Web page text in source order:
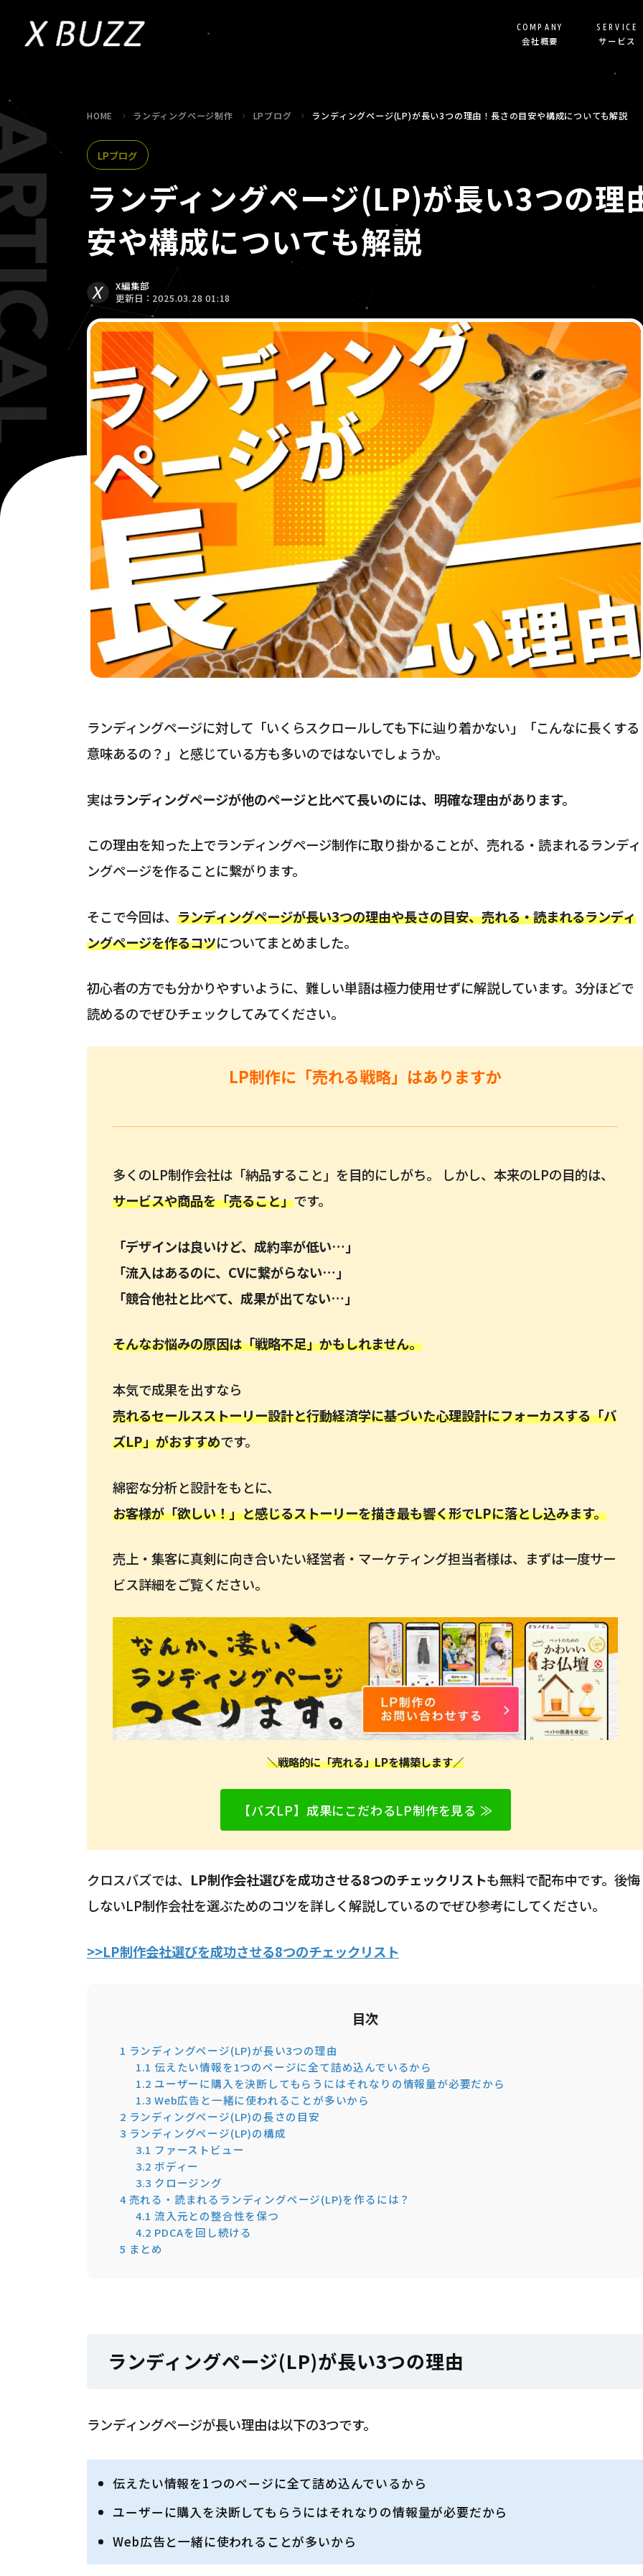
COMPANY
会社概要
SERVICE
サービス
オウンドメディア立ち
その他サービス
HOME ランディングページ制作 LPブログ ランディングページ(LP)が長い3つの理由！長さの目安や構成についても解説
LPブログ
ランディングページ(LP)が長い3つの理
安や構成についても解説
X編集部
更新日：2025.03.28 01:18
ランディングページに対して「いくらスクロールしても下に辿り着かない」「こんなに長くする
意味あるの？」と感じている方も多いのではないでしょうか。
実はランディングページが他のページと比べて長いのには、明確な理由があります。
この理由を知った上でランディングページ制作に取り掛かることが、売れる・読まれるランディ
ングページを作ることに繋がります。
そこで今回は、 ランディングページが長い3つの理由や長さの目安、売れる・読まれるランディ
ングページを作るコツについてまとめました。
初心者の方でも分かりやすいように、難しい単語は極力使用せずに解説しています。3分ほどで
読めるのでぜひチェックしてみてください。
LP制作に「売れる戦略」はありますか
多くのLP制作会社は「納品すること」を目的にしがち。 しかし、本来のLPの目的は、
サービスや商品を「売ること」です。
「デザインは良いけど、成約率が低い…」
「流入はあるのに、CVに繋がらない…」
「競合他社と比べて、成果が出てない…」
そんなお悩みの原因は「戦略不足」かもしれません。
本気で成果を出すなら
売れるセールスストーリー設計と行動経済学に基づいた心理設計にフォーカスする「バ
ズLP」がおすすめです。
綿密な分析と設計をもとに、
お客様が「欲しい！」と感じるストーリーを描き最も響く形でLPに落とし込みます。
売上・集客に真剣に向き合いたい経営者・マーケティング担当者様は、まずは一度サー
ビス詳細をご覧ください。
＼戦略的に「売れる」LPを構築します／
【バズLP】成果にこだわるLP制作を見る ≫
クロスバズでは、 LP制作会社選びを成功させる8つのチェックリストも無料で配布中です。後悔
しないLP制作会社を選ぶためのコツを詳しく解説しているのでぜひ参考にしてください。
>>LP制作会社選びを成功させる8つのチェックリスト
目次
1 ランディングページ(LP)が長い3つの理由
1.1 伝えたい情報を1つのページに全て詰め込んでいるから
1.2 ユーザーに購入を決断してもらうにはそれなりの情報量が必要だから
1.3 Web広告と一緒に使われることが多いから
2 ランディングページ(LP)の長さの目安
3 ランディングページ(LP)の構成
3.1 ファーストビュー
3.2 ボディー
3.3 クロージング
4 売れる・読まれるランディングページ(LP)を作るには？
4.1 流入元との整合性を保つ
4.2 PDCAを回し続ける
5 まとめ
ランディングページ(LP)が長い3つの理由
ランディングページが長い理由は以下の3つです。
伝えたい情報を1つのページに全て詰め込んでいるから
ユーザーに購入を決断してもらうにはそれなりの情報量が必要だから
Web広告と一緒に使われることが多いから